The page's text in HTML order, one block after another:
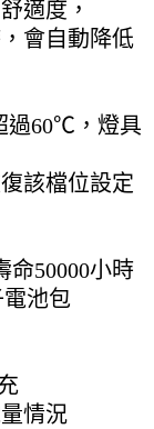
適度，
會自動降低
過60℃，燈具
該檔位設定
命50000小時
池包
情況